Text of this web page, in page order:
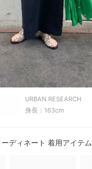
URBAN RESEARCH
身長：163cm
ーディネート 着用アイテム